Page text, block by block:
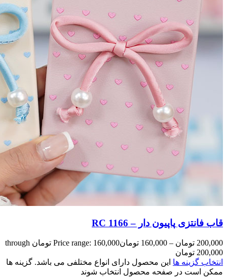
Price range: 160,000 تومان through
مختلفی می باشد. گزینه ها